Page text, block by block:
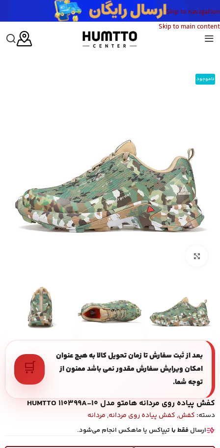
Skip to navigation
Skip to main content
کفش پیاده روی مردانه
ناموجود
بعد از ثبت سفارش تا زمان تحویل کالا به هیچ عنوان
امکان ویرایش سفارش مقدور نمی باشد ممنون از
توجه شما.
🛒
کفش پیاده روی مردانه هامتو مدل HUMTTO 110399A-10
دسته: کفش,کفش پیاده روی مردانه,مردانه
ارسال فقط با تیپاکس یا ماهکس انجام می‌شود.